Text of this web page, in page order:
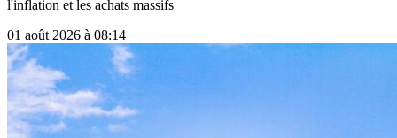
l'inflation et les achats massifs
01 août 2026 à 08:14